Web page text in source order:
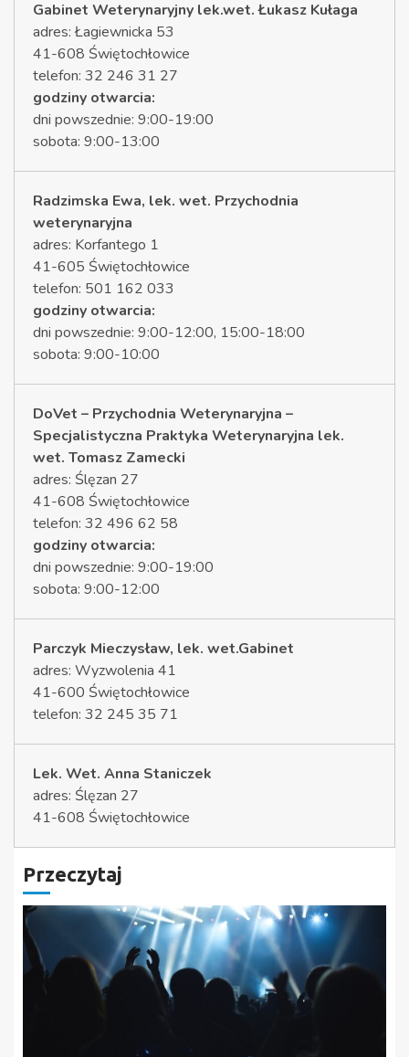
Gabinet Weterynaryjny lek.wet. Łukasz Kułaga
adres: Łagiewnicka 53
41-608 Świętochłowice
telefon: 32 246 31 27
godziny otwarcia:
dni powszednie: 9:00-19:00
sobota: 9:00-13:00
Radzimska Ewa, lek. wet. Przychodnia
weterynaryjna
adres: Korfantego 1
41-605 Świętochłowice
telefon: 501 162 033
godziny otwarcia:
dni powszednie: 9:00-12:00, 15:00-18:00
sobota: 9:00-10:00
DoVet – Przychodnia Weterynaryjna –
Specjalistyczna Praktyka Weterynaryjna lek.
wet. Tomasz Zamecki
adres: Ślęzan 27
41-608 Świętochłowice
telefon: 32 496 62 58
godziny otwarcia:
dni powszednie: 9:00-19:00
sobota: 9:00-12:00
Parczyk Mieczysław, lek. wet.Gabinet
adres: Wyzwolenia 41
41-600 Świętochłowice
telefon: 32 245 35 71
Lek. Wet. Anna Staniczek
adres: Ślęzan 27
41-608 Świętochłowice
Przeczytaj